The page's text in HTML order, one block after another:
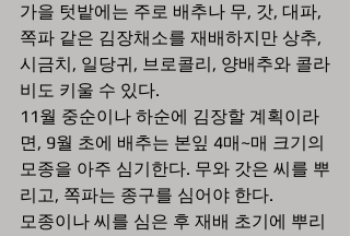
가을 텃밭에는 주로 배추나 무, 갓, 대파,
쪽파 같은 김장채소를 재배하지만 상추,
시금치, 일당귀, 브로콜리, 양배추와 콜라
비도 키울 수 있다.
11월 중순이나 하순에 김장할 계획이라
면, 9월 초에 배추는 본잎 4매~매 크기의
모종을 아주 심기한다. 무와 갓은 씨를 뿌
리고, 쪽파는 종구를 심어야 한다.
모종이나 씨를 심은 후 재배 초기에 뿌리